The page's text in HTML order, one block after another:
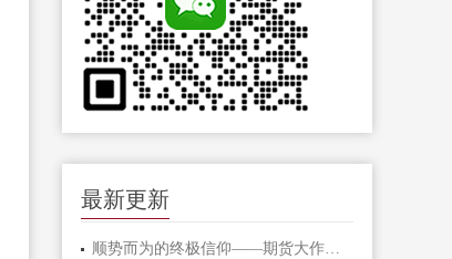
最新更新
顺势而为的终极信仰——期货大作手的修